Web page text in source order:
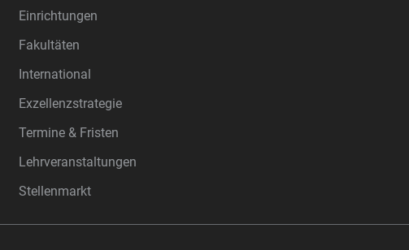
Einrichtungen
Fakultäten
International
Exzellenzstrategie
Termine & Fristen
Lehrveranstaltungen
Stellenmarkt